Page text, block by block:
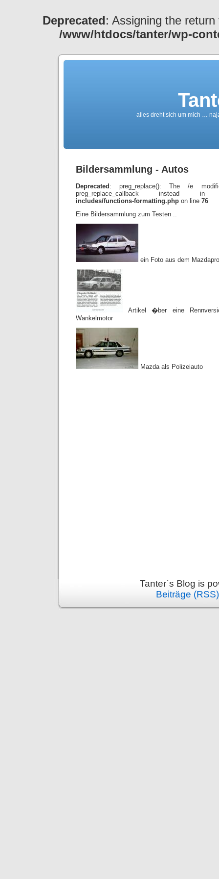
Deprecated: Assigning the
/www/htdocs/tanter/wp-
alles dreht sich um mich …
Bildersammlung - Autos
Deprecated : preg_replace(): The /e
preg_replace_callback instead
includes/functions-formatting.php on line 76
Eine Bildersammlung zum Testen ..
ein Foto aus dem
Artikel �ber eine
Wankelmotor
Mazda als Polizeiauto
Tanter`s Blog is
Beiträge (RSS)